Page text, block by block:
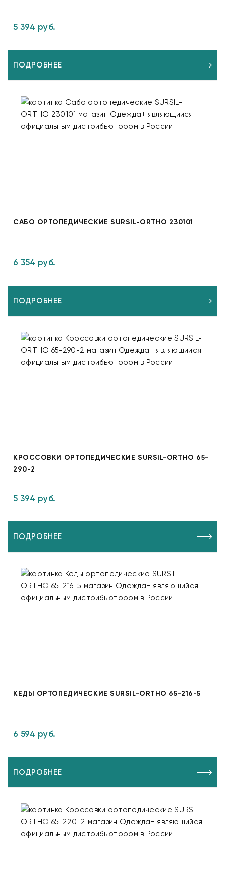
5 394 руб.
ПОДРОБНЕЕ
САБО ОРТОПЕДИЧЕСКИЕ SURSIL-ORTHO 230101
6 354 руб.
ПОДРОБНЕЕ
КРОССОВКИ ОРТОПЕДИЧЕСКИЕ SURSIL-ORTHO 65-
290-2
5 394 руб.
ПОДРОБНЕЕ
КЕДЫ ОРТОПЕДИЧЕСКИЕ SURSIL-ORTHO 65-216-5
6 594 руб.
ПОДРОБНЕЕ